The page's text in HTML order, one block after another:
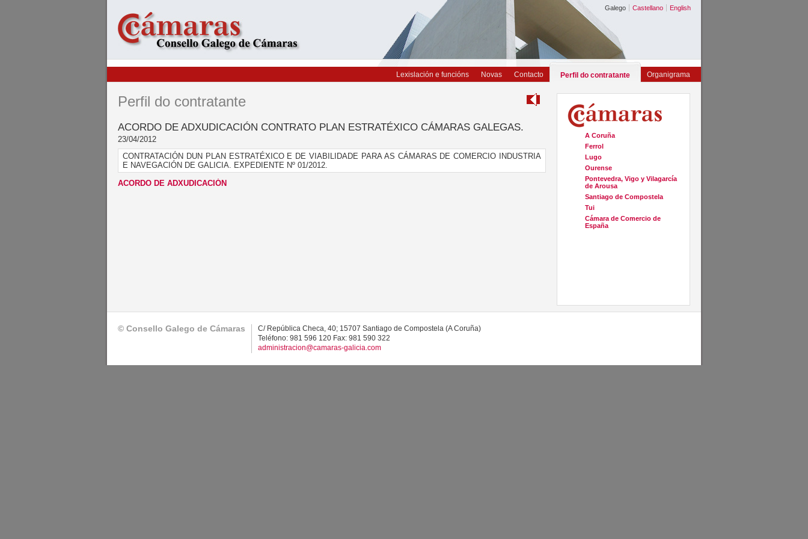
Galego Castellano English
Lexislación e funcións Novas Contacto Perfil do contratante Organigrama
A Coruña
Ferrol
Lugo
Ourense
Pontevedra, Vigo y Vilagarcía
de Arousa
Santiago de Compostela
Tui
Cámara de Comercio de
España
Perfil do contratante
ACORDO DE ADXUDICACIÓN CONTRATO PLAN ESTRATÉXICO CÁMARAS GALEGAS.
23/04/2012
CONTRATACIÓN DUN PLAN ESTRATÉXICO E DE VIABILIDADE PARA AS CÁMARAS DE COMERCIO INDUSTRIA
E NAVEGACIÓN DE GALICIA. EXPEDIENTE Nº 01/2012.
ACORDO DE ADXUDICACIÓN
© Consello Galego de Cámaras
C/ República Checa, 40; 15707 Santiago de Compostela (A Coruña)
Teléfono: 981 596 120 Fax: 981 590 322
administracion@camaras-galicia.com